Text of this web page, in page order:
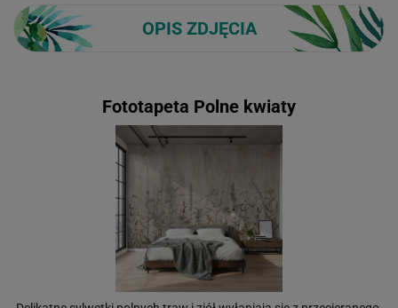
OPIS ZDJĘCIA
Fototapeta Polne kwiaty